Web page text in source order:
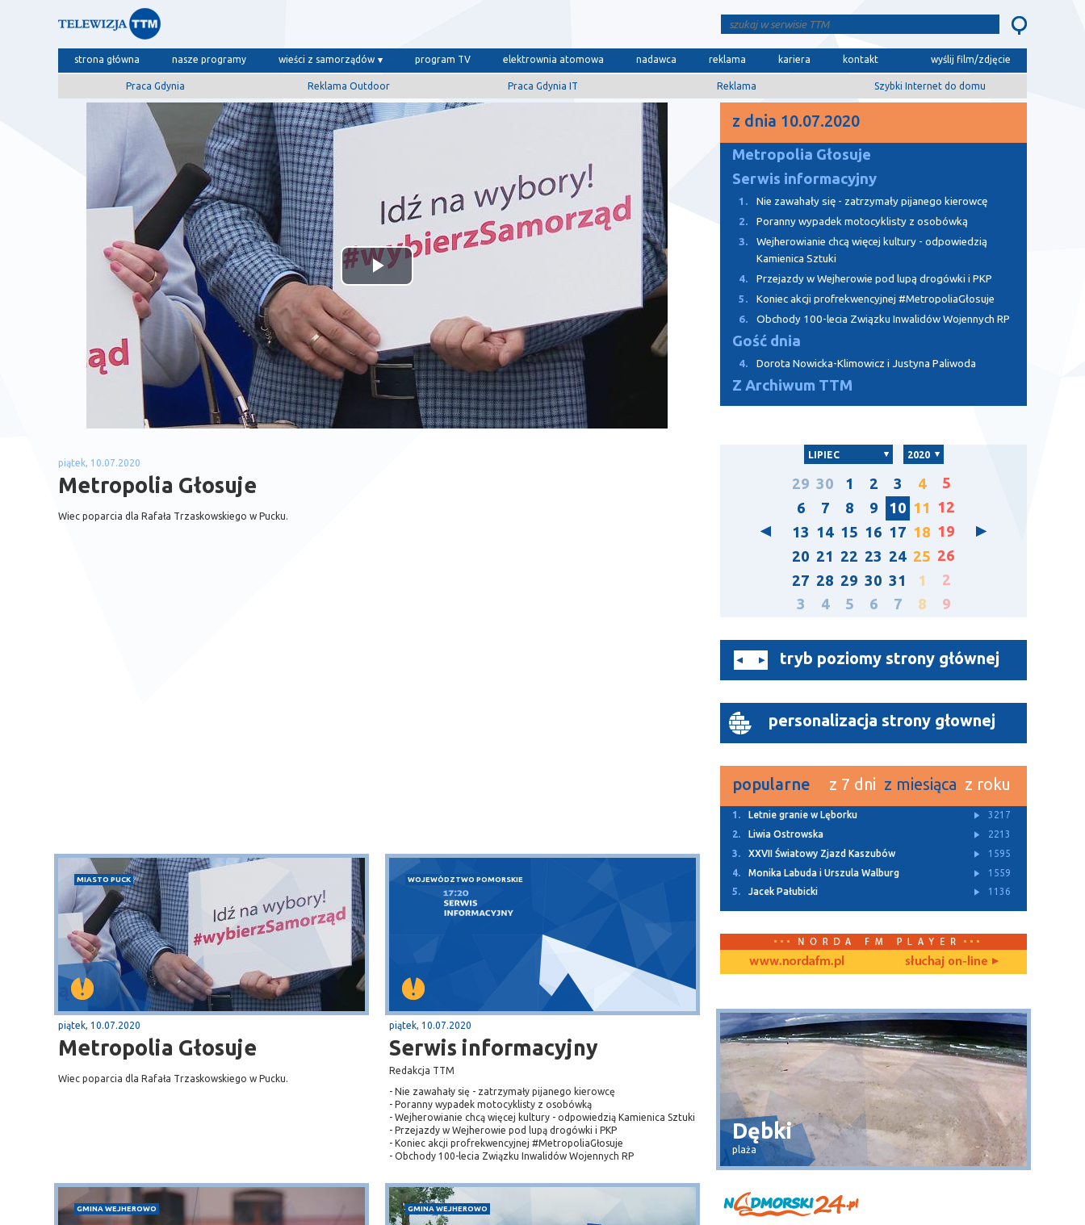
strona główna nasze programy wieści z samorządów program TV elektrownia atomowa nadawca reklama kariera kontakt wyślij film/zdjęcie
Praca Gdynia Reklama Outdoor Praca Gdynia IT Reklama Szybki Internet do domu
Odtwórz
wideo
piątek, 10.07.2020
Metropolia Głosuje
Wiec poparcia dla Rafała Trzaskowskiego w Pucku.
MIASTO PUCK
piątek, 10.07.2020
Metropolia Głosuje
Wiec poparcia dla Rafała Trzaskowskiego w Pucku.
WOJEWÓDZTWO POMORSKIE
piątek, 10.07.2020
Serwis informacyjny
Redakcja TTM
- Nie zawahały się - zatrzymały pijanego kierowcę
- Poranny wypadek motocyklisty z osobówką
- Wejherowianie chcą więcej kultury - odpowiedzią Kamienica Sztuki
- Przejazdy w Wejherowie pod lupą drogówki i PKP
- Koniec akcji profrekwencyjnej #MetropoliaGłosuje
- Obchody 100-lecia Związku Inwalidów Wojennych RP
GMINA WEJHEROWO GMINA WEJHEROWO
z dnia 10.07.2020
Metropolia Głosuje
Serwis informacyjny
1.
Nie zawahały się - zatrzymały pijanego kierowcę
2.
Poranny wypadek motocyklisty z osobówką
3.
Wejherowianie chcą więcej kultury - odpowiedzią
Kamienica Sztuki
4.
Przejazdy w Wejherowie pod lupą drogówki i PKP
5.
Koniec akcji profrekwencyjnej #MetropoliaGłosuje
6.
Obchody 100-lecia Związku Inwalidów Wojennych RP
Gość dnia
4. Dorota Nowicka-Klimowicz i Justyna Paliwoda
Z Archiwum TTM
LIPIEC 2020
29 30 1 2 3 4
5
6
7 8 9 10 11 12
13 14 15 16 17 18 19
20 21 22 23 24 25 26
27 28 29 30 31 1
2
3
4 5 6 7 8 9
tryb poziomy strony głównej
personalizacja strony głownej
popularne z 7 dni z miesiąca z roku
1. Letnie granie w Lęborku
3217
2.
Liwia Ostrowska
2213
3.
XXVII Światowy Zjazd Kaszubów
1595
4.
Monika Labuda i Urszula Walburg
1559
5.
Jacek Pałubicki 1136
Puck
Przystań, molo
Dębki
plaża